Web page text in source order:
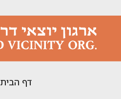
דף הבית